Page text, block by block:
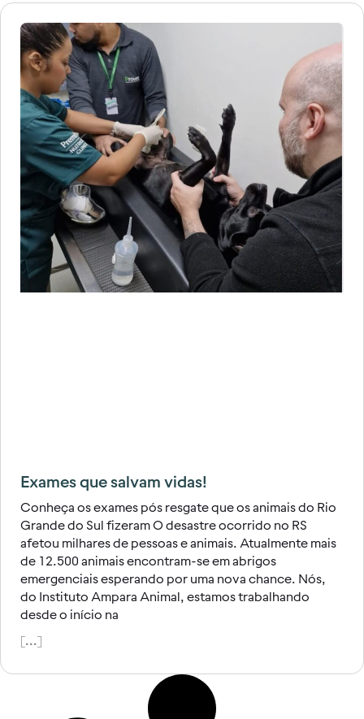
Exames que salvam vidas!
Conheça os exames pós resgate que os animais do Rio
Grande do Sul fizeram O desastre ocorrido no RS
afetou milhares de pessoas e animais. Atualmente mais
de 12.500 animais encontram-se em abrigos
emergenciais esperando por uma nova chance. Nós,
do Instituto Ampara Animal, estamos trabalhando
desde o início na
[...]